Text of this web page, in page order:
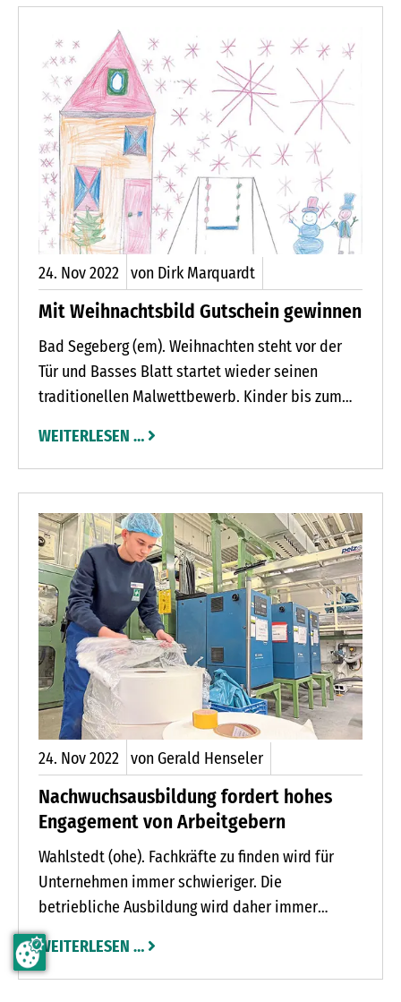
gestiegen. Der Mindestlohn für Erntehelfer ist
gestiegen, Düngerpreise haben sich verdreifacht
und Kraftstoffe sind teuer geworden.
„Weihnachtsbäume wachsen über einen
Zeitraum von acht bis zehn Jahren heran“, erklärt
Claus-Hermann Fölster. Seine Familie produziert
auf dem Hof Ansgarius in Willenscharen
Nordmanntannen und Nobilis. Die gestiegen
Kosten verteilen sich daher über den langen
Zeitraum und machen sich vermutlch erst in den
kommenden Jahren bemerkbar.
24. Nov2022 von Dirk Marquardt
Mit Weihnachtsbild Gutschein gewinnen
Bad Segeberg (em). Weihnachten steht vor der
Tür und Basses Blatt startet wieder seinen
traditionellen Malwettbewerb. Kinder bis zum
und selbst gemalten oder gestalteten
Kunstwerke zusenden und haben dann sogar
eine Gewinnchance. Denn unter allen
Einsendungen werden drei ausgelost. Diese drei
Kinder dürfen sich über je einen Gutschein im
Wert von 50 Euro des Bad Segeberger
Fachgeschäftes Lieblingsspiel freuen. Wer
teilnehmen möchte, füllt den Coupon aus und
sendet ihn zusammen mit dem Bild bis Freitag, 9.
Dezember, an Basses Blatt (Kurhausstraße 12,
23795 Bad Segeberg).
WEITERLESEN …
24. Nov2022 von Gerald Henseler
Nachwuchsausbildung fordert hohes
Engagement von Arbeitgebern
Wahlstedt (ohe). Fachkräfte zu finden wird für
Unternehmen immer schwieriger. Die
betriebliche Ausbildung wird daher immer
wichtiger. Die Zeiten da Personalchef Emanuel
Richter von der W. Pelz GmbH & Co KG in Wahl-
stedt zwischen den Bewerbern um einen
WEITERLESEN …